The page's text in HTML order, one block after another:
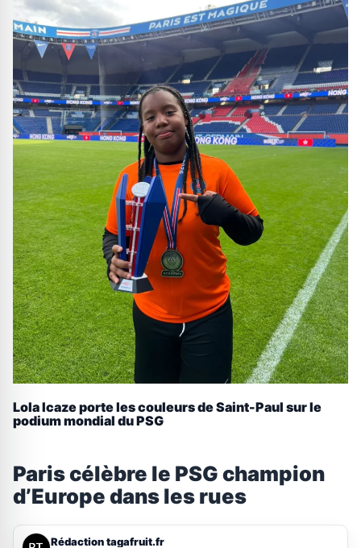
Lola Icaze porte les couleurs de Saint-Paul sur le
podium mondial du PSG
Paris célèbre le PSG champion
d’Europe dans les rues
Rédaction tagafruit.fr